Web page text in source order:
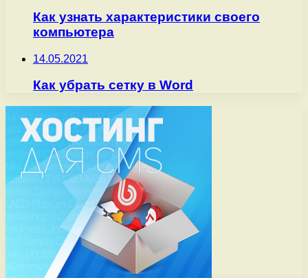
Как узнать характеристики своего
компьютера
14.05.2021
Как убрать сетку в Word